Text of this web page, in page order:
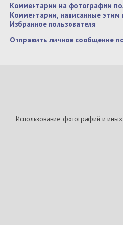
Комментарии на фотографии
Комментарии, написанные этим
Избранное пользователя
Отправить личное сообщение
Использование фотографий и иных